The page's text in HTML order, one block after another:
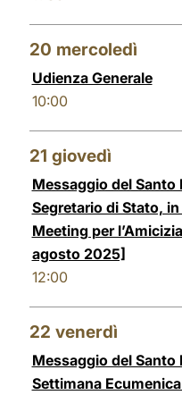
20 mercoledì
Udienza Generale
10:00
21 giovedì
Messaggio del Santo
Segretario di Stato,
Meeting per
agosto 2025]
12:00
22 venerdì
Messaggio del Santo
Settimana